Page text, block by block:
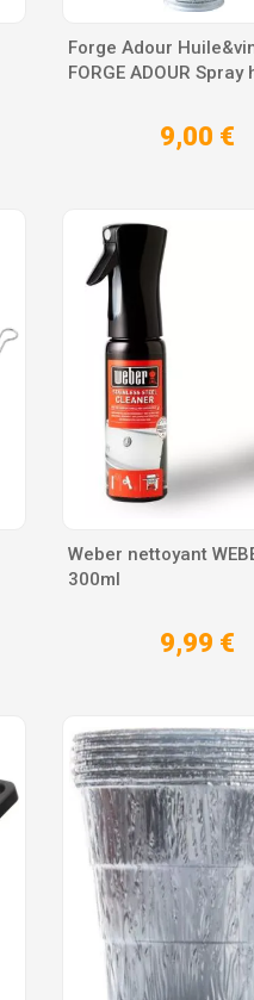
Forge Adour
FORGE ADOUR Spray
9,00 €
Weber nettoyant
300ml
9,99 €